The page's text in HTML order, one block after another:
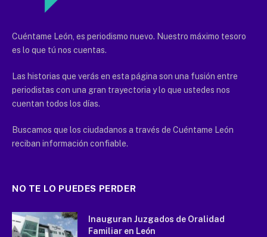
Cuéntame León, es periodismo nuevo. Nuestro máximo tesoro
es lo que tú nos cuentas.
Las historias que verás en esta página son una fusión entre
periodistas con una gran trayectoria y lo que ustedes nos
cuentan todos los días.
Buscamos que los ciudadanos a través de Cuéntame León
reciban información confiable.
NO TE LO PUEDES PERDER
Inauguran Juzgados de Oralidad
Familiar en León